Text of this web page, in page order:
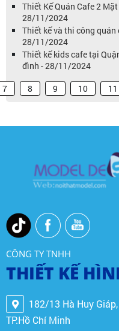
Thiết Kế Quán Cafe 2
28/11/2024
Thiết kế và thi công
28/11/2024
Thiết kế kids cafe tại
đình - 28/11/2024
7 8 9 10 11
CÔNG TY TNHH
THIẾT KẾ
182/13 Hà Huy
TP.Hồ Chí Minh